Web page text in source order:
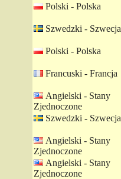
Polski - Polska
Szwedzki - Szwecja
Polski - Polska
Francuski - Francja
Angielski - Stany
Zjednoczone
Szwedzki - Szwecja
Angielski - Stany
Zjednoczone
Angielski - Stany
Zjednoczone